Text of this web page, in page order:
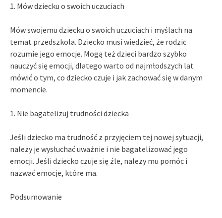
1. Mów dziecku o swoich uczuciach
Mów swojemu dziecku o swoich uczuciach i myślach na
temat przedszkola. Dziecko musi wiedzieć, że rodzic
rozumie jego emocje. Mogą też dzieci bardzo szybko
nauczyć się emocji, dlatego warto od najmłodszych lat
mówić o tym, co dziecko czuje i jak zachować się w danym
momencie.
1. Nie bagatelizuj trudności dziecka
Jeśli dziecko ma trudność z przyjęciem tej nowej sytuacji,
należy je wysłuchać uważnie i nie bagatelizować jego
emocji. Jeśli dziecko czuje się źle, należy mu pomóc i
nazwać emocje, które ma.
Podsumowanie